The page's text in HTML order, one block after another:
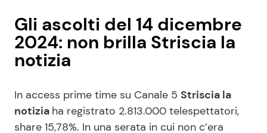
Gli ascolti del 14 dicembre
2024: non brilla Striscia la
notizia
In access prime time su Canale 5 Striscia la
notizia ha registrato 2.813.000 telespettatori,
share 15,78%. In una serata in cui non c’era